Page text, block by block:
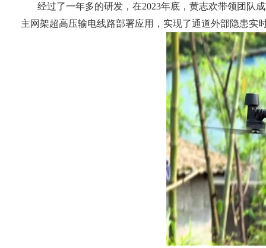
经过了一年多的研发，在2023年底，黄志欢带领团队
主网架超高压输电线路部署应用，实现了通道外部隐患实